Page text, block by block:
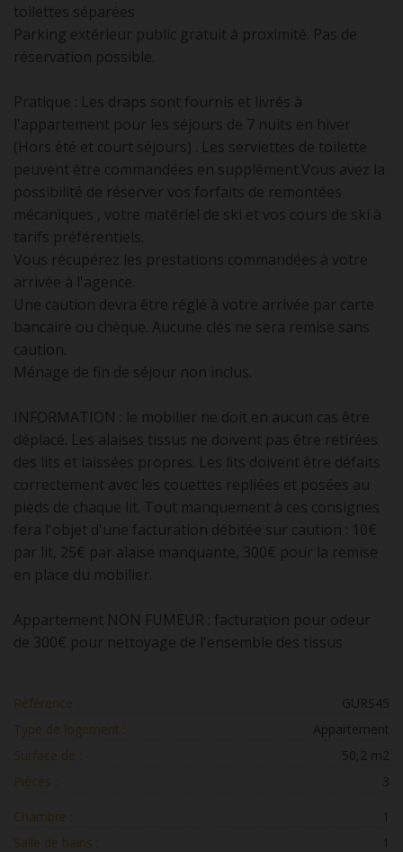
toilettes séparées
Parking extérieur public gratuit à proximité. Pas de
réservation possible.
Pratique : Les draps sont fournis et livrés à
l'appartement pour les séjours de 7 nuits en hiver
(Hors été et court séjours) . Les serviettes de toilette
peuvent être commandées en supplément.Vous avez la
possibilité de réserver vos forfaits de remontées
mécaniques , votre matériel de ski et vos cours de ski à
tarifs préférentiels.
Vous récupérez les prestations commandées à votre
arrivée à l'agence.
Une caution devra être réglé à votre arrivée par carte
bancaire ou chèque. Aucune clés ne sera remise sans
caution.
Ménage de fin de séjour non inclus.
INFORMATION : le mobilier ne doit en aucun cas être
déplacé. Les alaises tissus ne doivent pas être retirées
des lits et laissées propres. Les lits doivent être défaits
correctement avec les couettes repliées et posées au
pieds de chaque lit. Tout manquement à ces consignes
fera l'objet d'une facturation débitée sur caution : 10€
par lit, 25€ par alaise manquante, 300€ pour la remise
en place du mobilier.
Appartement NON FUMEUR : facturation pour odeur
de 300€ pour nettoyage de l'ensemble des tissus
Référence :
GURS45
Type de logement :
Appartement
Surface de :
50,2 m2
Pièces :
3
Chambre :
1
Salle de bains :
1